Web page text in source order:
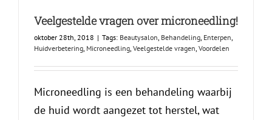
Veelgestelde vragen over microneedling!
oktober 28th, 2018 | Tags: Beautysalon Behandeling Enterpen
Huidverbetering Microneedling Veelgestelde vragen Voordelen
Microneedling is een behandeling waarbij
de huid wordt aangezet tot herstel, wat